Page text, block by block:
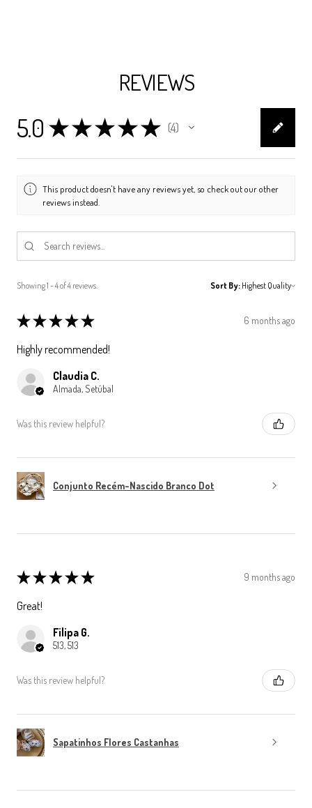
REVIEWS
5.0 ★★★★★ 4
4
This product doesn't have any reviews yet, so check out our other
reviews instead.
Showing 1 - 4 of 4 reviews. Sort By:
★★★★★ 6 months ago
Highly recommended!
Claudia C.
Almada, Setúbal
Was this review helpful?
Conjunto Recém-Nascido Branco Dot
★★★★★ 9 months ago
Great!
Filipa G.
513, 513
Was this review helpful?
Sapatinhos Flores Castanhas